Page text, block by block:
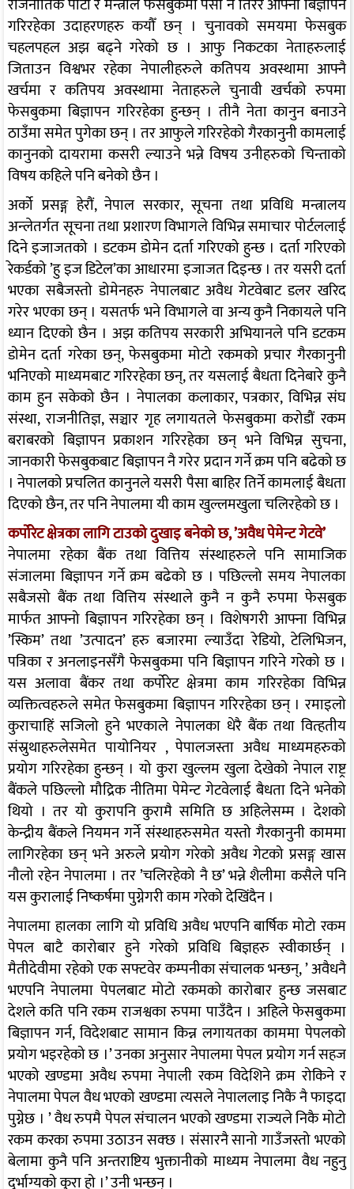
राजनीतिक पार्टी र मन्त्रीले फेसबुकमा पैसा नै तिरेर आफ्नो बिज्ञापन
गरिरहेका उदाहरणहरु कयौँ छन् । चुनावको समयमा फेसबुक
चहलपहल अझ बढ्ने गरेको छ । आफु निकटका नेताहरुलाई
जिताउन विश्वभर रहेका नेपालीहरुले कतिपय अवस्थामा आफ्नै
खर्चमा र कतिपय अवस्थामा नेताहरुले चुनावी खर्चको रुपमा
फेसबुकमा बिज्ञापन गरिरहेका हुन्छन् । तीनै नेता कानुन बनाउने
ठाउँमा समेत पुगेका छन् । तर आफुले गरिरहेको गैरकानुनी कामलाई
कानुनको दायरामा कसरी ल्याउने भन्ने विषय उनीहरुको चिन्ताको
विषय कहिले पनि बनेको छैन ।
अर्को प्रसङ्ग हेरौं, नेपाल सरकार, सूचना तथा प्रविधि मन्त्रालय
अन्लेतर्गत सूचना तथा प्रशारण विभागले विभिन्न समाचार पोर्टललाई
दिने इजाजतको । डटकम डोमेन दर्ता गरिएको हुन्छ । दर्ता गरिएको
रेकर्डको ’हु इज डिटेल’का आधारमा इजाजत दिइन्छ । तर यसरी दर्ता
भएका सबैजस्तो डोमेनहरु नेपालबाट अवैध गेटवेबाट डलर खरिद
गरेर भएका छन् । यसतर्फ भने विभागले वा अन्य कुनै निकायले पनि
ध्यान दिएको छैन । अझ कतिपय सरकारी अभियानले पनि डटकम
डोमेन दर्ता गरेका छन्, फेसबुकमा मोटो रकमको प्रचार गैरकानुनी
भनिएको माध्यमबाट गरिरहेका छन्, तर यसलाई बैधता दिनेबारे कुनै
काम हुन सकेको छैन । नेपालका कलाकार, पत्रकार, विभिन्न संघ
संस्था, राजनीतिज्ञ, सञ्चार गृह लगायतले फेसबुकमा करोडौं रकम
बराबरको बिज्ञापन प्रकाशन गरिरहेका छन् भने विभिन्न सुचना,
जानकारी फेसबुकबाट बिज्ञापन नै गरेर प्रदान गर्ने क्रम पनि बढेको छ
। नेपालको प्रचलित कानुनले यसरी पैसा बाहिर तिर्ने कामलाई बैधता
दिएको छैन, तर पनि नेपालमा यी काम खुल्लमखुला चलिरहेको छ ।
कर्पोरेट क्षेत्रका लागि टाउको दुखाइ बनेको छ, ’अवैध पेमेन्ट गेटवे’
नेपालमा रहेका बैंक तथा वित्तिय संस्थाहरुले पनि सामाजिक
संजालमा बिज्ञापन गर्ने क्रम बढेको छ । पछिल्लो समय नेपालका
सबैजसो बैंक तथा वित्तिय संस्थाले कुनै न कुनै रुपमा फेसबुक
मार्फत आफ्नो बिज्ञापन गरिरहेका छन् । विशेषगरी आफ्ना विभिन्न
’स्किम’ तथा ’उत्पादन’ हरु बजारमा ल्याउँदा रेडियो, टेलिभिजन,
पत्रिका र अनलाइनसँगै फेसबुकमा पनि बिज्ञापन गरिने गरेको छ ।
यस अलावा बैंकर तथा कर्पोरेट क्षेत्रमा काम गरिरहेका विभिन्न
व्यक्तित्वहरुले समेत फेसबुकमा बिज्ञापन गरिरहेका छन् । रमाइलो
कुराचाहिं सजिलो हुने भएकाले नेपालका धेरै बैंक तथा वित्हतीय
संस्रुथाहरुलेसमेत पायोनियर , पेपालजस्ता अवैध माध्यमहरुको
प्रयोग गरिरहेका हुन्छन् । यो कुरा खुल्लम खुला देखेको नेपाल राष्ट्र
बैंकले पछिल्लो मौद्रिक नीतिमा पेमेन्ट गेटवेलाई बैधता दिने भनेको
थियो । तर यो कुरापनि कुरामै समिति छ अहिलेसम्म । देशको
केन्द्रीय बैंकले नियमन गर्ने संस्थाहरुसमेत यस्तो गैरकानुनी काममा
लागिरहेका छन् भने अरुले प्रयोग गरेको अवैध गेटको प्रसङ्ग खास
नौलो रहेन नेपालमा । तर ’चलिरहेको नै छ’ भन्ने शैलीमा कसैले पनि
यस कुरालाई निष्कर्षमा पुग्नेगरी काम गरेको देखिंदैन ।
नेपालमा हालका लागि यो प्रविधि अवैध भएपनि बार्षिक मोटो रकम
पेपल बाटै कारोबार हुने गरेको प्रविधि बिज्ञहरु स्वीकार्छन् ।
मैतीदेवीमा रहेको एक सफ्टवेर कम्पनीका संचालक भन्छन्, ’ अवैधनै
भएपनि नेपालमा पेपलबाट मोटो रकमको कारोबार हुन्छ जसबाट
देशले कति पनि रकम राजश्वका रुपमा पाउँदैन । अहिले फेसबुकमा
बिज्ञापन गर्न, विदेशबाट सामान किन्न लगायतका काममा पेपलको
प्रयोग भइरहेको छ ।’ उनका अनुसार नेपालमा पेपल प्रयोग गर्न सहज
भएको खण्डमा अवैध रुपमा नेपाली रकम विदेशिने क्रम रोकिने र
नेपालमा पेपल वैध भएको खण्डमा त्यसले नेपाललाइ निकै नै फाइदा
पुग्नेछ । ’ वैध रुपमै पेपल संचालन भएको खण्डमा राज्यले निकै मोटो
रकम करका रुपमा उठाउन सक्छ । संसारनै सानो गाउँजस्तो भएको
बेलामा कुनै पनि अन्तराष्टिय भुक्तानीको माध्यम नेपालमा वैध नहुनु
दुर्भाग्यको कुरा हो ।’ उनी भन्छन् ।